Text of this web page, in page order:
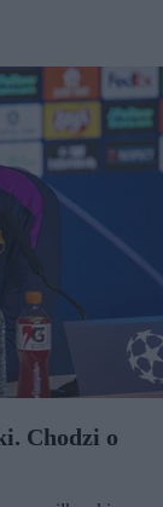
Chodzi o